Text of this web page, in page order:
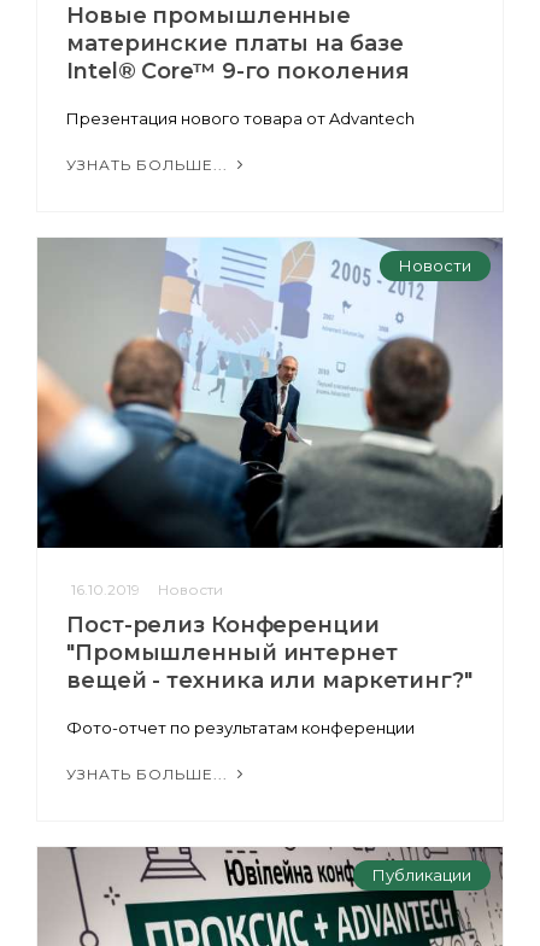
Новые промышленные
материнские платы на базе
Intel® Core™ 9-го поколения
Презентация нового товара от Advantech
УЗНАТЬ БОЛЬШЕ...
Новости
16.10.2019 Новости
Пост-релиз Конференции
"Промышленный интернет
вещей - техника или маркетинг?"
Фото-отчет по результатам конференции
УЗНАТЬ БОЛЬШЕ...
Публикации